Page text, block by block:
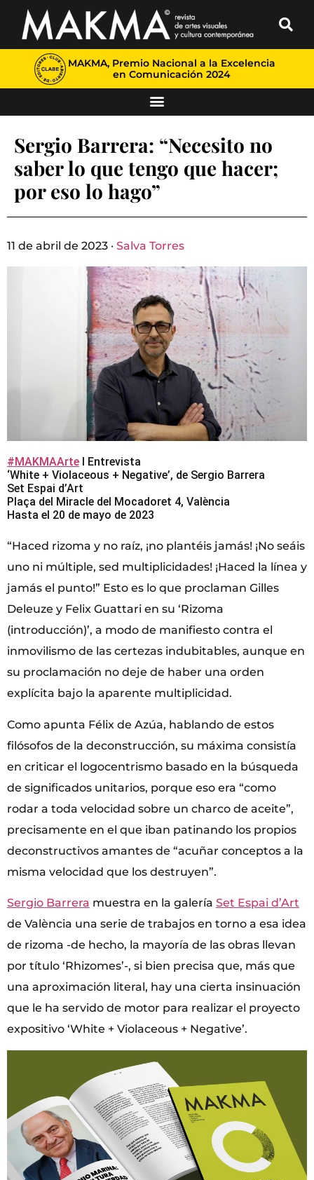
MAKMA, Premio Nacional a la Excelencia
en Comunicación 2024
Sergio Barrera: “Necesito no
saber lo que tengo que hacer;
por eso lo hago”
11 de abril de 2023 · Salva Torres
#MAKMAArte I Entrevista
‘White + Violaceous + Negative’, de Sergio Barrera
Set Espai d’Art
Plaça del Miracle del Mocadoret 4, València
Hasta el 20 de mayo de 2023
“Haced rizoma y no raíz, ¡no plantéis jamás! ¡No seáis
uno ni múltiple, sed multiplicidades! ¡Haced la línea y
jamás el punto!” Esto es lo que proclaman Gilles
Deleuze y Felix Guattari en su ‘Rizoma
(introducción)’, a modo de manifiesto contra el
inmovilismo de las certezas indubitables, aunque en
su proclamación no deje de haber una orden
explícita bajo la aparente multiplicidad.
Como apunta Félix de Azúa, hablando de estos
filósofos de la deconstrucción, su máxima consistía
en criticar el logocentrismo basado en la búsqueda
de significados unitarios, porque eso era “como
rodar a toda velocidad sobre un charco de aceite”,
precisamente en el que iban patinando los propios
deconstructivos amantes de “acuñar conceptos a la
misma velocidad que los destruyen”.
Sergio Barrera muestra en la galería Set Espai d’Art
de València una serie de trabajos en torno a esa idea
de rizoma -de hecho, la mayoría de las obras llevan
por título ‘Rhizomes’-, si bien precisa que, más que
una aproximación literal, hay una cierta insinuación
que le ha servido de motor para realizar el proyecto
expositivo ‘White + Violaceous + Negative’.